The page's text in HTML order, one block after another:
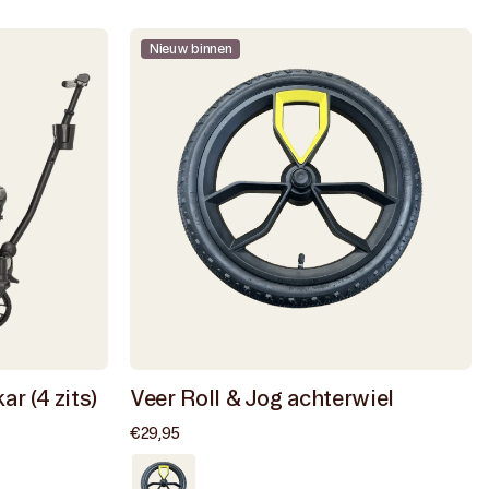
(4 zits)
Nieuw binnen
Veer Roll & Jog achterwiel
Normale
€29,95
Zeer